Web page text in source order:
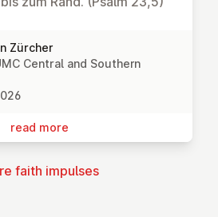
Zürcher
Central and Southern
read more
faith impulses